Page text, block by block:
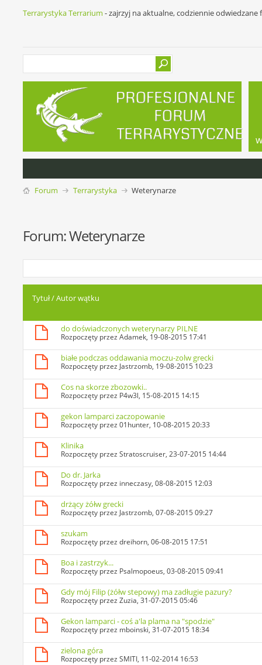
Terrarystyka Terrarium - zajrzyj na aktualne, codziennie
Forum Terrarystyka Weterynarze
Forum:Weterynarze
Tytuł/Autor wątku
do doświadczonych weterynarzy PILNE
Rozpoczęty przezAdamek, 19-08-2015 17:41
białe podczas oddawania moczu-zolw grecki
Rozpoczęty przez Jastrzomb, 19-08-2015 10:23
Cos na skorze zbozowki..
Rozpoczęty przez P4w3l, 15-08-2015 14:15
gekon lamparci zaczopowanie
Rozpoczęty przez01hunter, 10-08-2015 20:33
Klinika
Rozpoczęty przezStratoscruiser, 23-07-2015 14:44
Do dr. Jarka
Rozpoczęty przez inneczasy, 08-08-2015 12:03
drżący żółw grecki
Rozpoczęty przez Jastrzomb, 07-08-2015 09:27
szukam
Rozpoczęty przezdreihorn, 06-08-2015 17:51
Boa i zastrzyk...
Rozpoczęty przez Psalmopoeus, 03-08-2015 09:41
Gdy mój Filip (żółw stepowy) ma zadługie pazury?
Rozpoczęty przezZuzia, 31-07-2015 05:46
Gekon lamparci - coś a'la plama na "spodzie"
Rozpoczęty przez mboinski, 31-07-2015 18:34
zielona góra
Rozpoczęty przezSMITI, 11-02-2014 16:53